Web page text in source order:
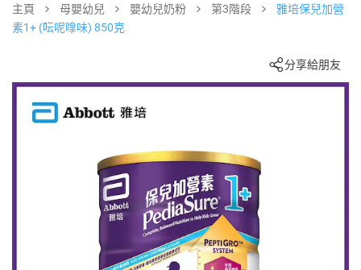
主頁 母嬰幼兒 嬰幼兒奶粉 第3階段
雅培保兒加營
素1+ (呍呢嗱味) 850克
分享給朋友